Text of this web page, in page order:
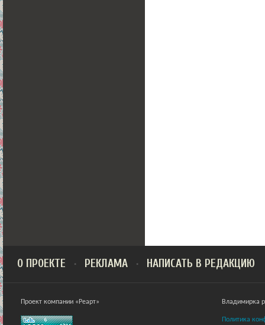
О ПРОЕКТЕ РЕКЛАМА НАПИСАТЬ В РЕДАКЦИЮ
Проект компании «Реарт» Владимирка
Политика